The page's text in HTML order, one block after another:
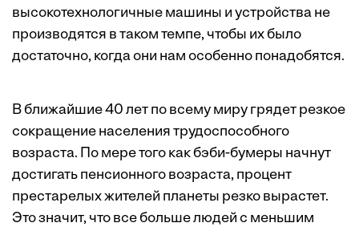
высокотехнологичные машины и устройства не
производятся в таком темпе, чтобы их было
достаточно, когда они нам особенно понадобятся.
В ближайшие 40 лет по всему миру грядет резкое
сокращение населения трудоспособного
возраста. По мере того как бэби-бумеры начнут
достигать пенсионного возраста, процент
престарелых жителей планеты резко вырастет.
Это значит, что все больше людей с меньшим